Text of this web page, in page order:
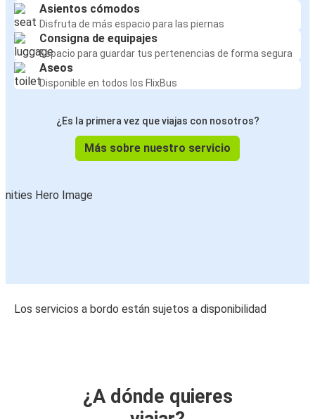
Asientos cómodos
Disfruta de más espacio para las piernas
Consigna de equipajes
Espacio para guardar tus pertenencias de forma segura
Aseos
Disponible en todos los FlixBus
¿Es la primera vez que viajas con nosotros?
Más sobre nuestro servicio
Los servicios a bordo están sujetos a disponibilidad
¿A dónde quieres